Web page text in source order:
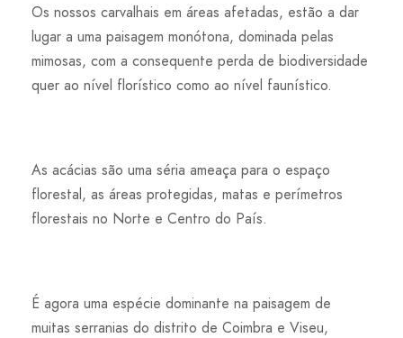
Os nossos carvalhais em áreas afetadas, estão a dar
lugar a uma paisagem monótona, dominada pelas
mimosas, com a consequente perda de biodiversidade
quer ao nível florístico como ao nível faunístico.
As acácias são uma séria ameaça para o espaço
florestal, as áreas protegidas, matas e perímetros
florestais no Norte e Centro do País.
É agora uma espécie dominante na paisagem de
muitas serranias do distrito de Coimbra e Viseu,